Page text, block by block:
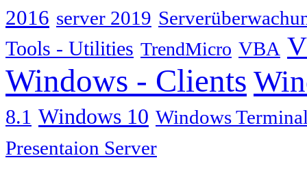
2016 server 2019
Tools - Utilities TrendMicro VBA
Windows - Clients
8.1 Windows 10 Windows
Presentaion Server